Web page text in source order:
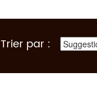
Trier par :